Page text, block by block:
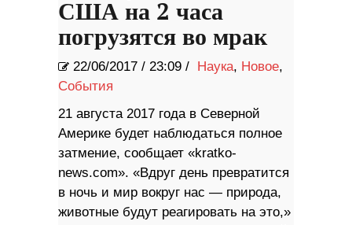
США на 2 часа
погрузятся во мрак
22/06/2017 / 23:09 / Наука, Новое,
События
21 августа 2017 года в Северной
Америке будет наблюдаться полное
затмение, сообщает «kratko-
news.com». «Вдруг день превратится
в ночь и мир вокруг нас — природа,
животные будут реагировать на это,»